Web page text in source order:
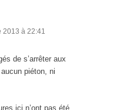
2013 à 22:41
de s’arrêter aux
piéton, ni
ici n’ont pas été